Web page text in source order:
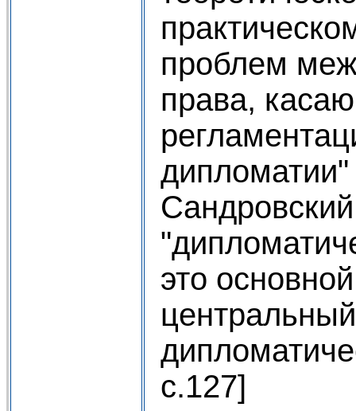
проблем
права,
это
c.127]